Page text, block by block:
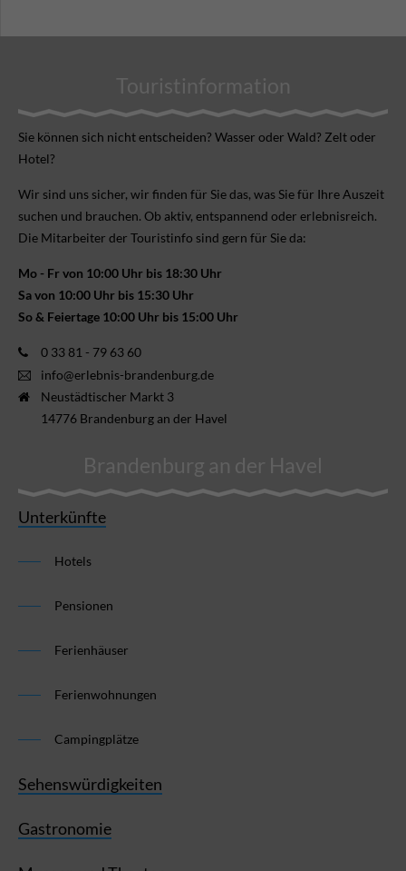
Touristinformation
Sie können sich nicht ent­scheiden? Wasser oder Wald? Zelt oder
Hotel?
Wir sind uns sicher, wir finden für Sie das, was Sie für Ihre Aus­zeit
suchen und brauchen. Ob aktiv, ent­spannend oder erlebnis­reich.
Die Mitarbeiter der Touristinfo sind gern für Sie da:
Mo - Fr von 10:00 Uhr bis 18:30 Uhr
Sa von 10:00 Uhr bis 15:30 Uhr
So & Feiertage 10:00 Uhr bis 15:00 Uhr
0 33 81 - 79 63 60
info@erlebnis-brandenburg.de
Neustädtischer Markt 3
14776 Brandenburg an der Havel
Brandenburg an der Havel
Unterkünfte
Hotels
Pensionen
Ferienhäuser
Ferienwohnungen
Campingplätze
Sehenswürdigkeiten
Gastronomie